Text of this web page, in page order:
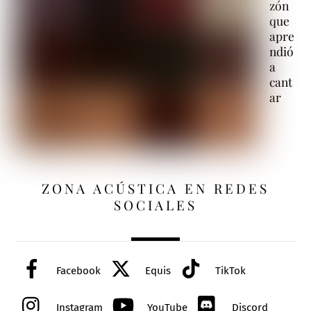
zón
que
apre
ndió
a
cant
ar
ZONA ACÚSTICA EN REDES
SOCIALES
Facebook Equis TikTok
Instagram YouTube Discord